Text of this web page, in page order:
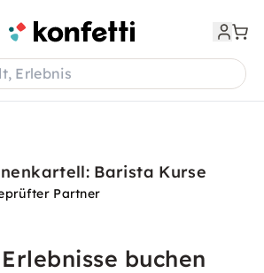
Erlebnis
Barista Kurse
Partner
buchen